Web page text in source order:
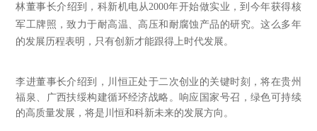
林董事长介绍到，科新机电从 2000年开始做实业，到今年获得核
军工牌照，致力于耐高温、高压和耐腐蚀产品的研究。这么多年
的发展历程表明，只有创新才能跟得上时代发展。
李进董事长介绍到，川恒正处于二次创业的关键时刻，将在贵州
福泉、广西扶绥构建循环经济战略。响应国家号召，绿色可持续
的高质量发展，将是川恒和科新未来的发展方向。